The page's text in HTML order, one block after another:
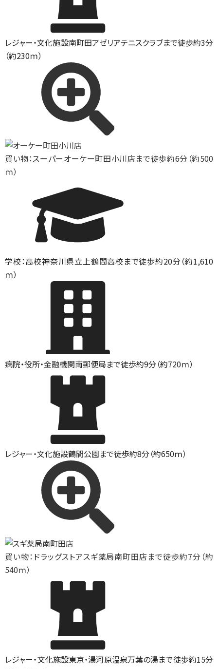
レジャー・文化施設南町田アゼリアテニスクラブまで徒歩約3分
（約230ｍ）
買い物：スーパーオーケー町田小川店まで徒歩約6分（約500
ｍ）
学校：高校神奈川県立上鶴間高校まで徒歩約20分（約1,610
ｍ）
病院・役所・金融機関南郵便局まで徒歩約9分（約720ｍ）
レジャー・文化施設鶴間公園まで徒歩約8分（約650ｍ）
買い物：ドラッグストアスギ薬局南町田店まで徒歩約7分（約
540ｍ）
レジャー・文化施設東京・湯河原温泉万葉の湯まで徒歩約15分